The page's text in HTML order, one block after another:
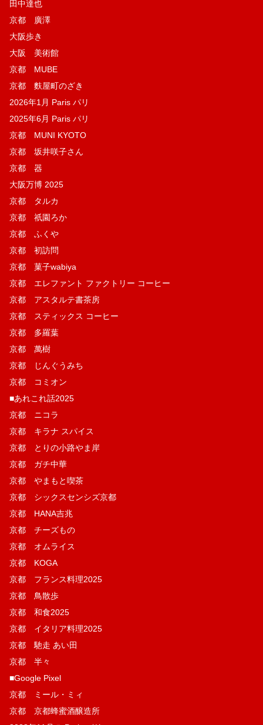
田中達也
京都 廣澤
大阪歩き
大阪 美術館
京都 MUBE
京都 麩屋町のざき
2026年1月 Paris パリ
2025年6月 Paris パリ
京都 MUNI KYOTO
京都 坂井咲子さん
京都 器
大阪万博 2025
京都 タルカ
京都 祇園ろか
京都 ふくや
京都 初訪問
京都 菓子wabiya
京都 エレファント ファクトリー コーヒー
京都 アスタルテ書茶房
京都 スティックス コーヒー
京都 多羅葉
京都 萬樹
京都 じんぐうみち
京都 コミオン
■あれこれ話2025
京都 ニコラ
京都 キラナ スパイス
京都 とりの小路やま岸
京都 ガチ中華
京都 やまもと喫茶
京都 シックスセンシズ京都
京都 HANA吉兆
京都 チーズもの
京都 オムライス
京都 KOGA
京都 フランス料理2025
京都 鳥散歩
京都 和食2025
京都 イタリア料理2025
京都 馳走 あい田
京都 半々
■Google Pixel
京都 ミール・ミィ
京都 京都蜂蜜酒醸造所